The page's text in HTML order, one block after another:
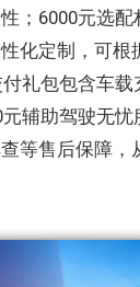
；6000元选
化定制，可根
礼包包含车
辅助驾驶无
等售后保障，